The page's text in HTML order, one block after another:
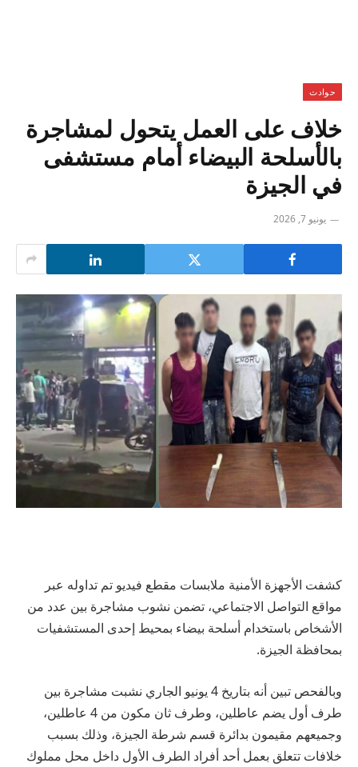
حوادث
خلاف على العمل يتحول لمشاجرة
بالأسلحة البيضاء أمام مستشفى
في الجيزة
يونيو 7, 2026
كشفت الأجهزة الأمنية ملابسات مقطع فيديو تم تداوله عبر
مواقع التواصل الاجتماعي، تضمن نشوب مشاجرة بين عدد من
الأشخاص باستخدام أسلحة بيضاء بمحيط إحدى المستشفيات
بمحافظة الجيزة.
وبالفحص تبين أنه بتاريخ 4 يونيو الجاري نشبت مشاجرة بين
طرف أول يضم عاطلين، وطرف ثان مكون من 4 عاطلين،
وجميعهم مقيمون بدائرة قسم شرطة الجيزة، وذلك بسبب
خلافات تتعلق بعمل أحد أفراد الطرف الأول داخل محل مملوك